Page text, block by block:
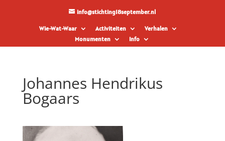
info@stichting18september.nl
Wie-Wat-Waar Activiteiten
Verhalen
Monumenten
Info
Johannes Hendrikus
Bogaars